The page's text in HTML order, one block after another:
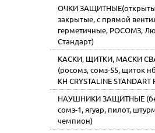
ОЧКИ
закрытые, с прямой
герметичные, РОСОМЗ,
Стандарт)
КАСКИ, ЩИТКИ, МАСКИ
(росомз, сомз-55, щиток
КН CRYSTALINE
НАУШНИКИ ЗАЩИТНЫЕ
сомз-1, ягуар, пилот,
чемпион)